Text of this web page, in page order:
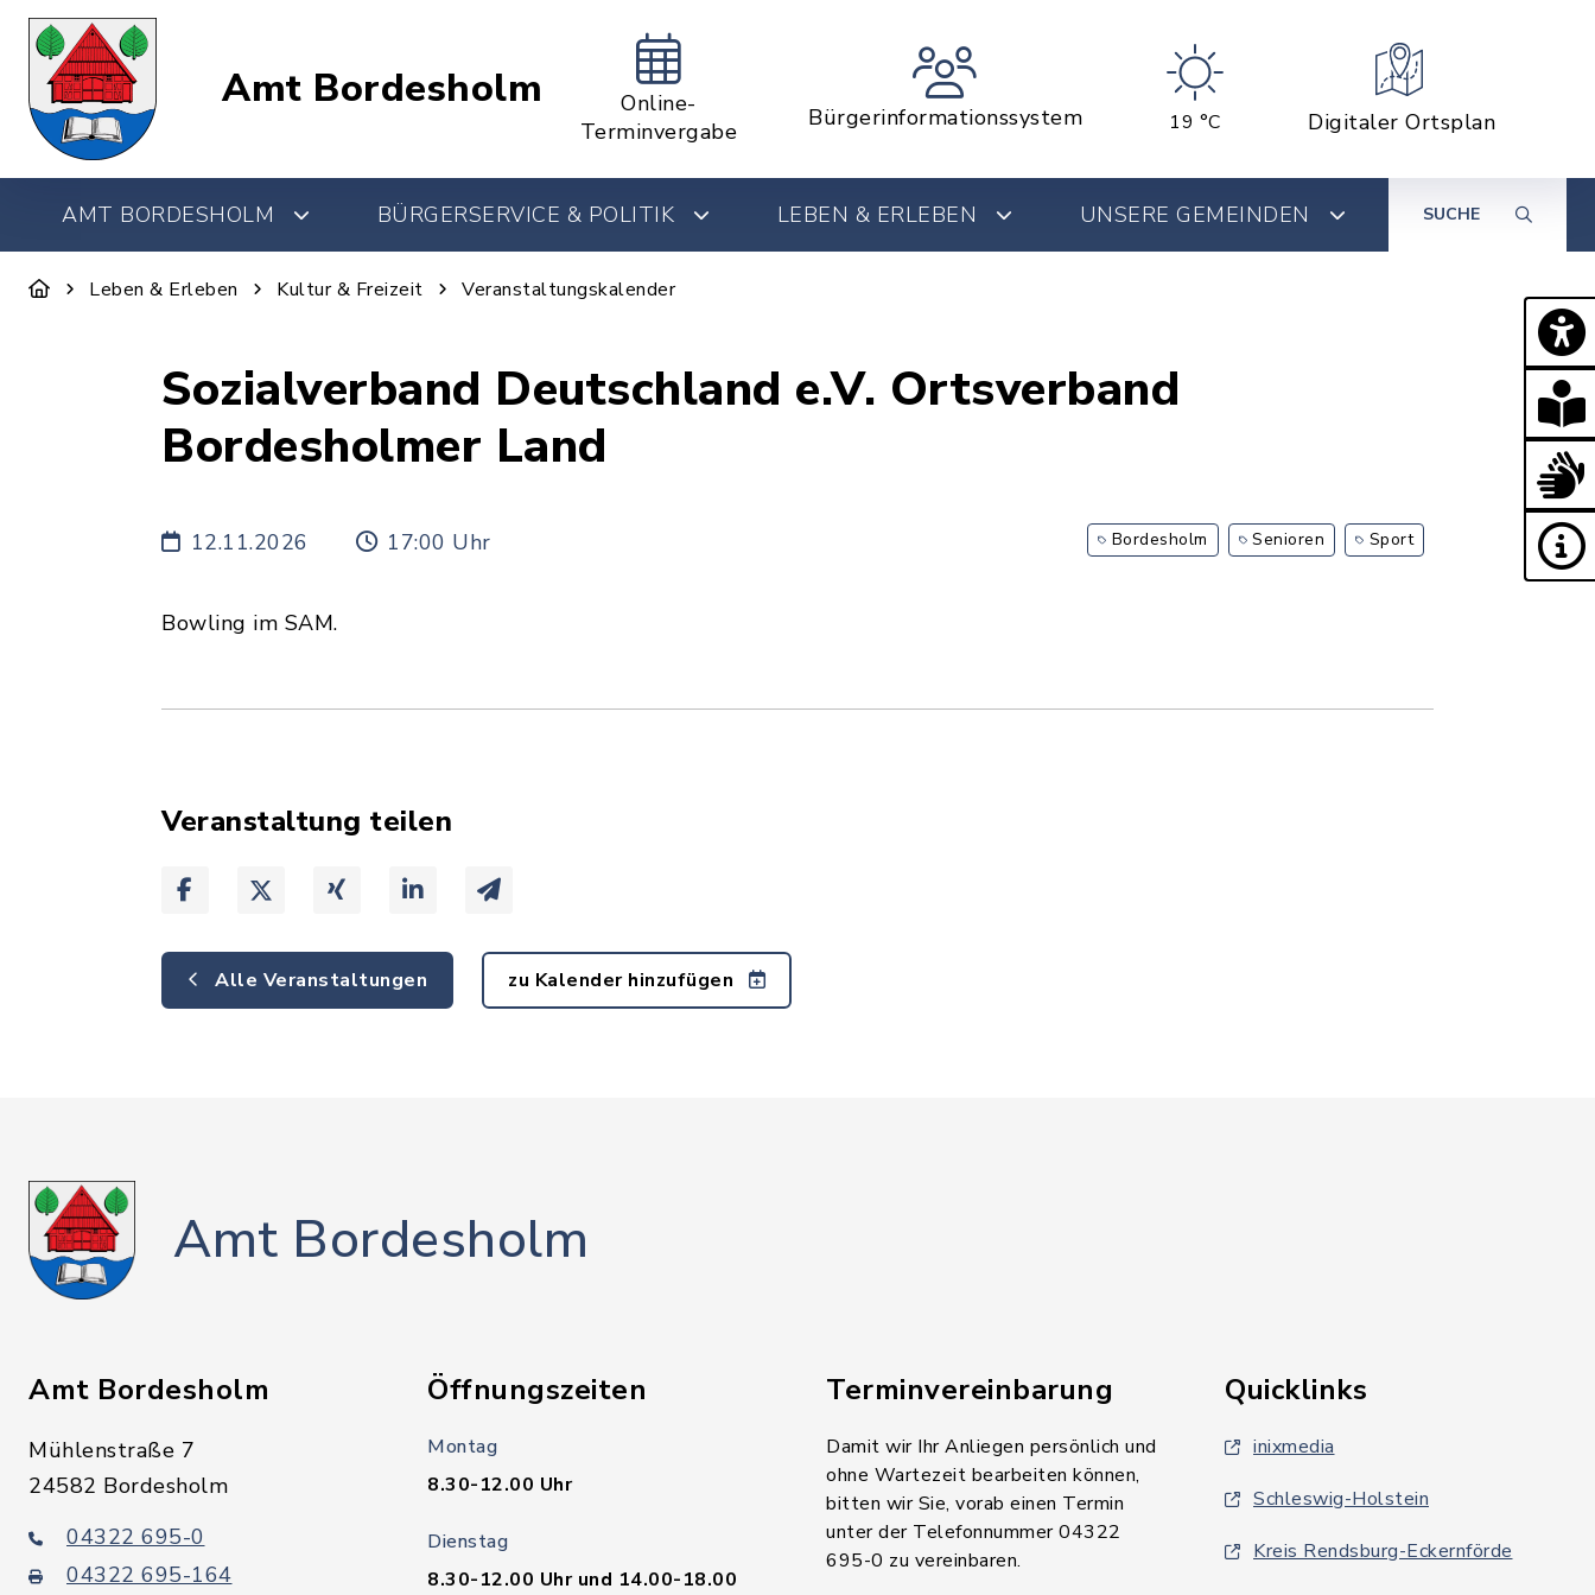
Amt Bordesholm
Online-
Terminvergabe
Bürgerinformationssystem 19 °C Digitaler Ortsplan
AMT BORDESHOLM BÜRGERSERVICE & POLITIK LEBEN & ERLEBEN UNSERE GEMEINDEN SUCHE
Leben & Erleben Kultur & Freizeit Veranstaltungskalender
Sozialverband Deutschland e.V. Ortsverband
Bordesholmer Land
12.11.2026 17:00 Uhr Bordesholm Senioren Sport
Bowling im SAM.
Veranstaltung teilen
Alle Veranstaltungen zu Kalender hinzufügen
Amt Bordesholm
Amt Bordesholm
Mühlenstraße 7
24582 Bordesholm
04322 695-0
04322 695-164
Öffnungszeiten
Montag
8.30-12.00 Uhr
Dienstag
8.30-12.00 Uhr und 14.00-18.00
Terminvereinbarung
Damit wir Ihr Anliegen persönlich und
ohne Wartezeit bearbeiten können,
bitten wir Sie, vorab einen Termin
unter der Telefonnummer 04322
695-0 zu vereinbaren.
Quicklinks
inixmedia
Schleswig-Holstein
Kreis Rendsburg-Eckernförde